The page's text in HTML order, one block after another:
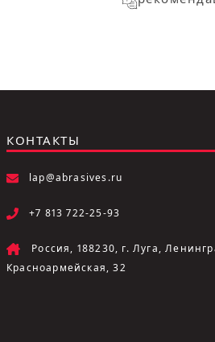
КОНТАКТЫ
lap@abrasives.ru
+7 813 722-25-93
Россия, 188230, г. Луга,
Красноармейская, 32